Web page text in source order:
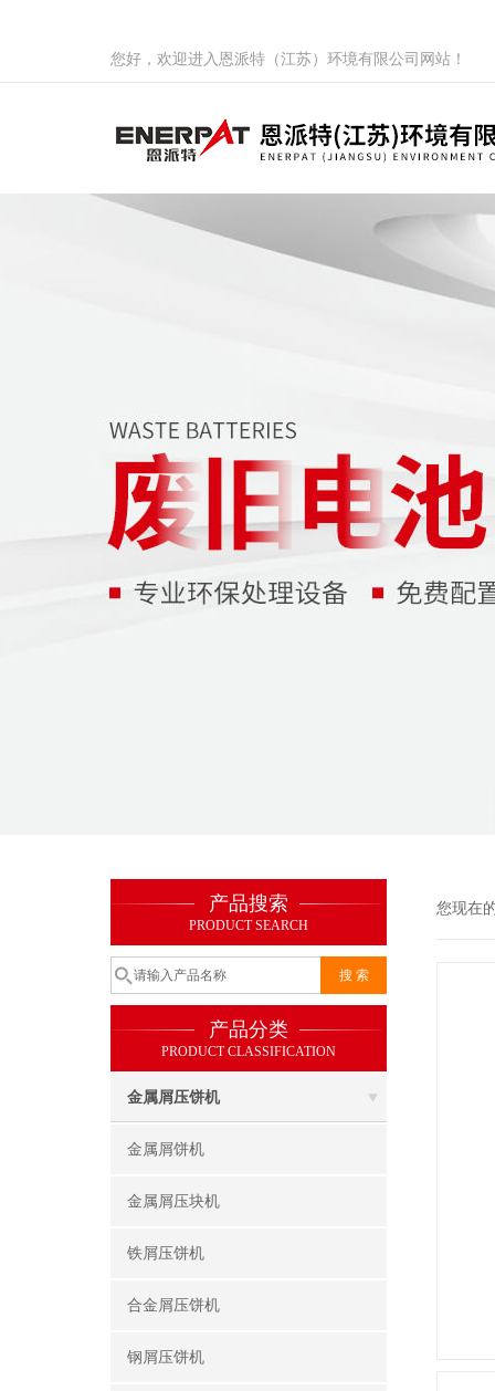
您好，欢迎进入恩派特（江苏）环境有限公司网站！
产品搜索
PRODUCT SEARCH
产品分类
PRODUCT CLASSIFICATION
金属屑压饼机
金属屑饼机
金属屑压块机
铁屑压饼机
合金屑压饼机
钢屑压饼机
您现在